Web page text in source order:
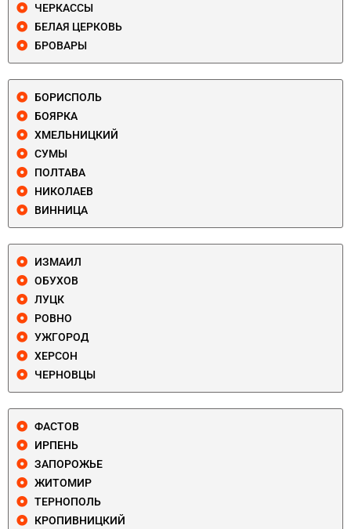
ЧЕРКАССЫ
БЕЛАЯ ЦЕРКОВЬ
БРОВАРЫ
БОРИСПОЛЬ
БОЯРКА
ХМЕЛЬНИЦКИЙ
СУМЫ
ПОЛТАВА
НИКОЛАЕВ
ВИННИЦА
ИЗМАИЛ
ОБУХОВ
ЛУЦК
РОВНО
УЖГОРОД
ХЕРСОН
ЧЕРНОВЦЫ
ФАСТОВ
ИРПЕНЬ
ЗАПОРОЖЬЕ
ЖИТОМИР
ТЕРНОПОЛЬ
КРОПИВНИЦКИЙ